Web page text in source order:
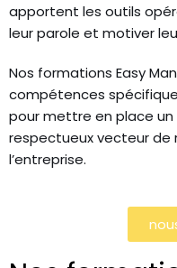
apportent les outils
leur parole et motiver
Nos formations Easy
compétences
pour mettre en place
respectueux vecteur de
l’entreprise.